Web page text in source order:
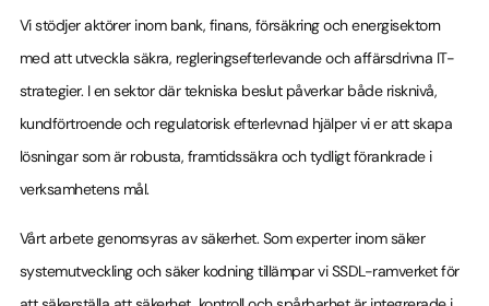
Vi stödjer aktörer inom bank, finans, försäkring och energisektorn
med att utveckla säkra, regleringsefterlevande och affärsdrivna IT-
strategier. I en sektor där tekniska beslut påverkar både risknivå,
kundförtroende och regulatorisk efterlevnad hjälper vi er att skapa
lösningar som är robusta, framtidssäkra och tydligt förankrade i
verksamhetens mål.
Vårt arbete genomsyras av säkerhet. Som experter inom säker
systemutveckling och säker kodning tillämpar vi SSDL-ramverket för